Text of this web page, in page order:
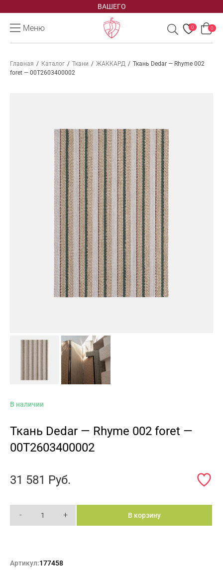
ВАШЕГО
Меню 0 0
Главная / Каталог / Ткани / ЖАККАРД / Ткань Dedar — Rhyme 002
foret — 00T2603400002
В наличии
Ткань Dedar — Rhyme 002 foret —
00T2603400002
31 581 Руб.
- + В корзину
Артикул:177458